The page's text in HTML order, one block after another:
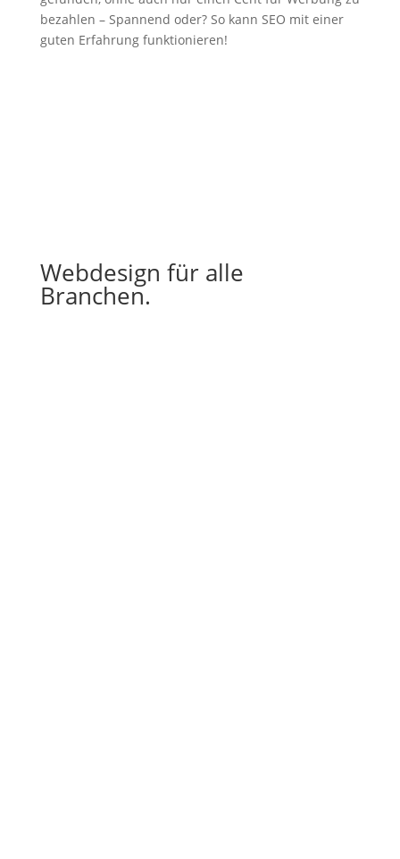
bezahlen – Spannend oder? So kann SEO mit einer
guten Erfahrung funktionieren!
Webdesign für alle
Branchen.